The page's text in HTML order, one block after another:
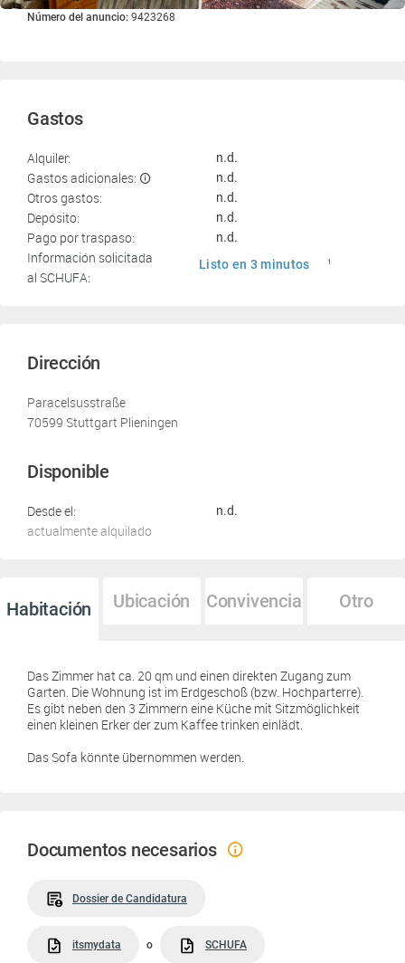
Número del anuncio: 9423268
Gastos
Alquiler: n.d.
Gastos adicionales: n.d.
Otros gastos: n.d.
Depósito: n.d.
Pago por traspaso: n.d.
Información solicitada
al SCHUFA:
Listo en 3 minutos 1
Dirección
Paracelsusstraße
70599 Stuttgart Plieningen
Disponible
Desde el: n.d.
actualmente alquilado
Habitación Ubicación Convivencia Otro
Das Zimmer hat ca. 20 qm und einen direkten Zugang zum
Garten. Die Wohnung ist im Erdgeschoß (bzw. Hochparterre).
Es gibt neben den 3 Zimmern eine Küche mit Sitzmöglichkeit
einen kleinen Erker der zum Kaffee trinken einlädt.
Das Sofa könnte übernommen werden.
Documentos necesarios
Dossier de Candidatura
itsmydata o SCHUFA